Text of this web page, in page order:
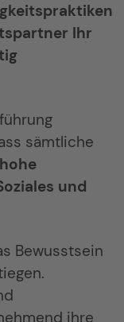
Ihr
sämtliche
hohe
und
Bewusstsein
ihre